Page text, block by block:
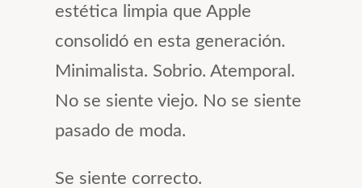
estética limpia que Apple
consolidó en esta generación.
Minimalista. Sobrio. Atemporal.
No se siente viejo. No se siente
pasado de moda.
Se siente correcto.